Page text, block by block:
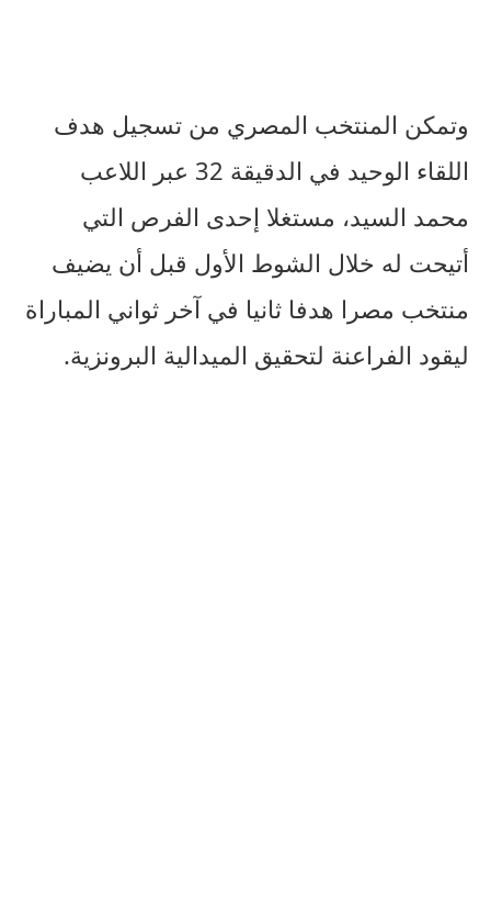
وتمكن المنتخب المصري من تسجيل هدف
اللقاء الوحيد في الدقيقة 32 عبر اللاعب
محمد السيد، مستغلا إحدى الفرص التي
أتيحت له خلال الشوط الأول قبل أن يضيف
منتخب مصرا هدفا ثانيا في آخر ثواني المباراة
ليقود الفراعنة لتحقيق الميدالية البرونزية.